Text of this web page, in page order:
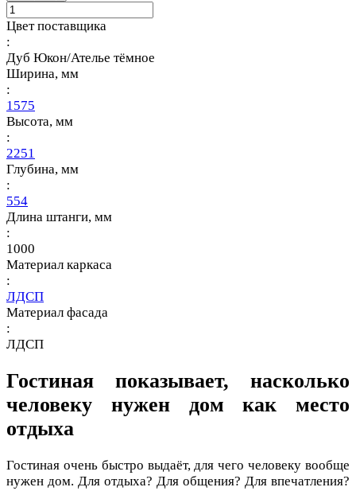
Цвет поставщика
:
Дуб Юкон/Ателье тёмное
Ширина, мм
:
1575
Высота, мм
:
2251
Глубина, мм
:
554
Длина штанги, мм
:
1000
Материал каркаса
:
ЛДСП
Материал фасада
:
ЛДСП
Гостиная показывает, насколько
человеку нужен дом как место
отдыха
Гостиная очень быстро выдаёт, для чего человеку вообще
нужен дом. Для отдыха? Для общения? Для впечатления?